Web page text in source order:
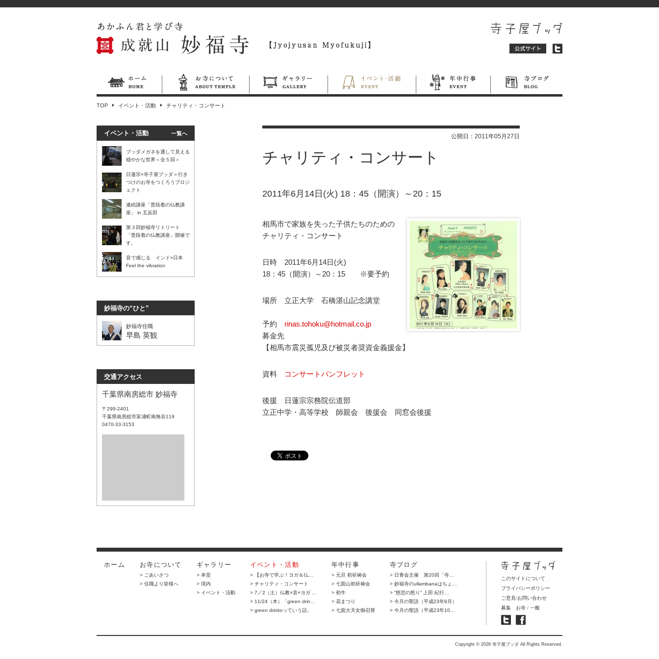
TOP イベント・活動 チャリティ・コンサート
チャリティ・コンサート
公開日： 2011年05月27日
2011年6月14日(火) 18：45（開演）～20：15
相馬市で家族を失った子供たちのための
チャリティ・コンサート
日時 2011年6月14日(火)
18：45（開演）～20：15 ※要予約
場所 立正大学 石橋湛山記念講堂
予約 rinas.tohoku@hotmail.co.jp
募金先
【相馬市震災孤児及び被災者奨資金義援金】
資料 コンサートパンフレット
後援 日蓮宗宗務院伝道部
立正中学・高等学校 師親会 後援会 同窓会後援
イベント・活動 一覧へ
ブッダメガネを通して見える
穏やかな世界＜全５回＞
日蓮宗×寺子屋ブッダ＝行き
つけのお寺をつくろうプロジ
ェクト
連続講座「普段着の仏教講
座」 in 五反田
第３回妙福寺リトリート
「普段着の仏教講座」開催で
す。
音で感じる インド×日本
Feel the vibration
妙福寺の“ひと”
妙福寺住職
早島 英観
交通アクセス
千葉県南房総市 妙福寺
〒299-2401
千葉県南房総市富浦町南無谷119
0470-33-3153
ホーム お寺について
> ごあいさつ
> 住職より皆様へ
ギャラリー
> 本堂
> 境内
> イベント・活動
イベント・活動
> 【お寺で学ぶ！ヨガ＆仏…
> チャリティ・コンサート
> 7／2（土）仏教×音×ヨガ …
> 11/24（木）「green drin…
> green drinksっていう話。
年中行事
> 元旦 初祈祷会
> 七面山初祈祷会
> 初牛
> 花まつり
> 七面大天女御召替
寺ブログ
> 日青会主催 第20回「寺…
> 妙福寺のullambanaはちょ…
> “慈悲の怒り” 上田 紀行…
> 今月の聖語（平成23年9月）
> 今月の聖語（平成23年10…
このサイトについて
プライバシーポリシー
ご意見/お問い合わせ
募集 お寺 / 一般
Copyright © 2026 寺子屋ブッダ All Rights Reserved.